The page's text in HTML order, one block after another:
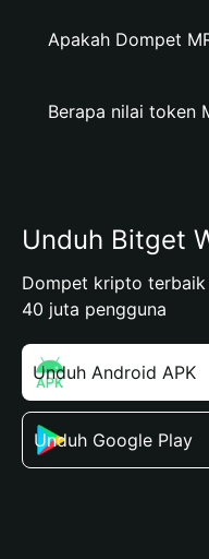
Apakah Dompet
Berapa nilai token
Unduh Bitget
Dompet kripto
40 juta pengguna
Unduh Android APK
Unduh Google Play